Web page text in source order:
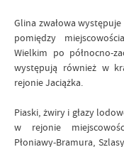
Glina zwałowa
pomiędzy
Wielkim po północno-
występują również w
rejonie Jaciążka.
Piaski, żwiry i głazy
w rejonie
Płoniawy-Bramura,